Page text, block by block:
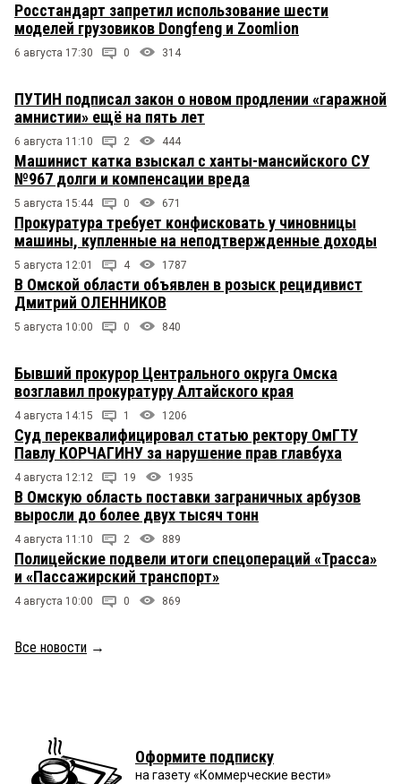
Росстандарт запретил использование шести
моделей грузовиков Dongfeng и Zoomlion
6 августа 17:30 0 314
ПУТИН подписал закон о новом продлении «гаражной
амнистии» ещё на пять лет
6 августа 11:10 2 444
Машинист катка взыскал с ханты-мансийского СУ
№967 долги и компенсации вреда
5 августа 15:44 0 671
Прокуратура требует конфисковать у чиновницы
машины, купленные на неподтвержденные доходы
5 августа 12:01 4 1787
В Омской области объявлен в розыск рецидивист
Дмитрий ОЛЕННИКОВ
5 августа 10:00 0 840
Бывший прокурор Центрального округа Омска
возглавил прокуратуру Алтайского края
4 августа 14:15 1 1206
Суд переквалифицировал статью ректору ОмГТУ
Павлу КОРЧАГИНУ за нарушение прав главбуха
4 августа 12:12 19 1935
В Омскую область поставки заграничных арбузов
выросли до более двух тысяч тонн
4 августа 11:10 2 889
Полицейские подвели итоги спецопераций «Трасса»
и «Пассажирский транспорт»
4 августа 10:00 0 869
Все новости →
Оформите подписку
на газету «Коммерческие вести»